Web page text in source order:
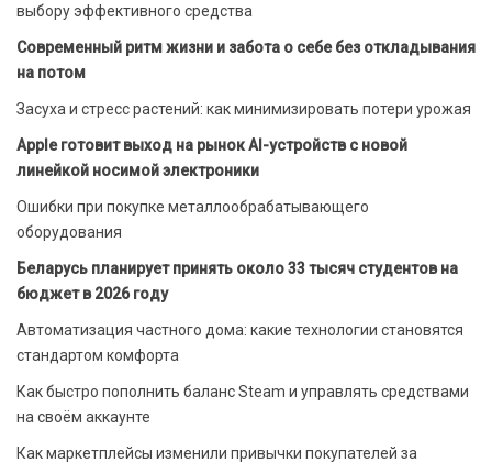
выбору эффективного средства
Современный ритм жизни и забота о себе без откладывания
на потом
Засуха и стресс растений: как минимизировать потери урожая
Apple готовит выход на рынок AI-устройств с новой
линейкой носимой электроники
Ошибки при покупке металлообрабатывающего
оборудования
Беларусь планирует принять около 33 тысяч студентов на
бюджет в 2026 году
Автоматизация частного дома: какие технологии становятся
стандартом комфорта
Как быстро пополнить баланс Steam и управлять средствами
на своём аккаунте
Как маркетплейсы изменили привычки покупателей за